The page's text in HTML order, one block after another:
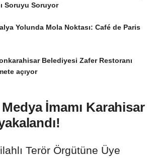
Soruyu Soruyor
Yolunda Mola Noktası: Café de Paris
Belediyesi Zafer Restoranı
açıyor
İmamı Karahisar
Terör Örgütüne Üye